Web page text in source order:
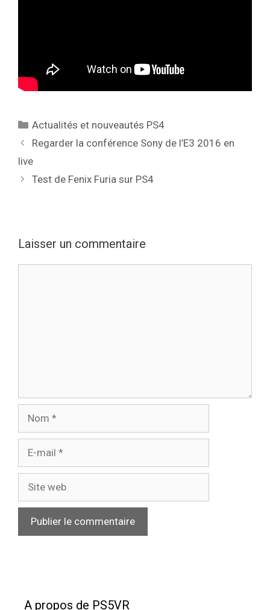
Catégories
Actualités et nouveautés PS4
Regarder la conférence Sony de l’E3 2016 en
live
Test de Fenix Furia sur PS4
Laisser un commentaire
mail
web
A propos de PS5VR